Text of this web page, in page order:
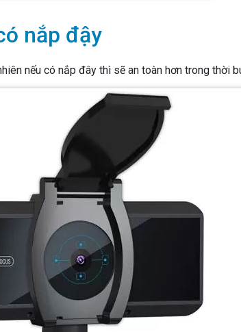
nắp đậy
nếu có nắp đây thì sẽ an toàn hơn trong thời